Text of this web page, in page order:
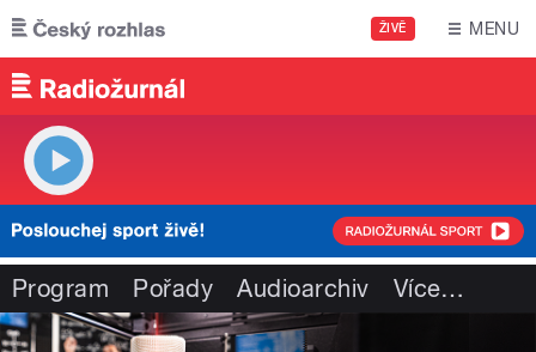
Přejít k hlavnímu obsahu
ŽIVĚ MENU
Program Pořady Audioarchiv Více…